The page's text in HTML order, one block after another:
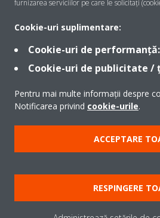
Produse
Copyright ©
Etica corporativă
Termeni şi
furnizarea serviciilor pe care le solicitați
Cookie-uri suplimentare:
Cookie-uri de performanță:
Cookie-uri de publicitate /
Pentru mai multe informații despre
Notificarea privind cookie-urile.
ACCEPTARE
RESPINGERE